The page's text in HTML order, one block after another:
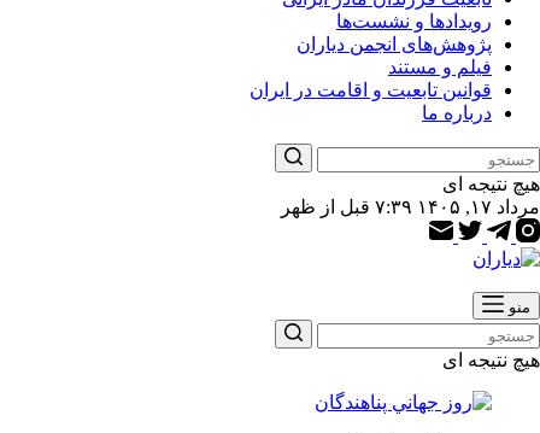
رویدادها و نشست‌ها
پژوهش‌های انجمن دیاران
فیلم و مستند
قوانین تابعیت و اقامت در ایران
درباره ما
هیچ نتیجه ای
مرداد ۱۷, ۱۴۰۵ ۷:۳۹ قبل از ظهر
منو
هیچ نتیجه ای